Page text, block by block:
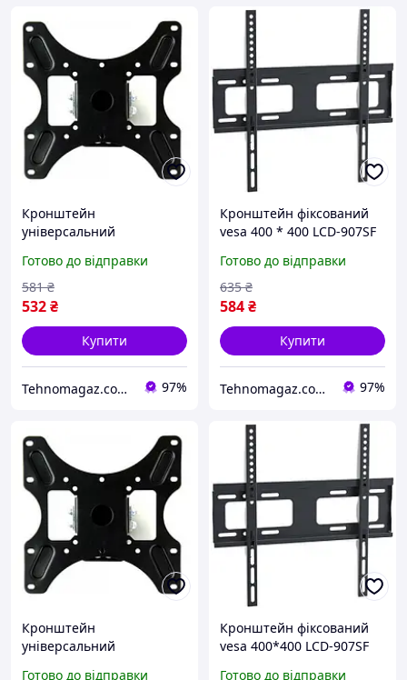
Кронштейн
універсальний
Готово до відправки
532₴
581 ₴
Купити
Tehnomagaz.com.ua - це передовий інтернет-магазин, спеціалізуючийся на продажу техніки 97%
Кронштейн фіксований
vesa 400 * 400 LCD-907SF
Готово до відправки
584₴
635 ₴
Купити
Tehnomagaz.com.ua - це передовий інтернет-магазин, спеціалізуючийся на продажу техніки 97%
Кронштейн
універсальний
Готово до відправки
Кронштейн фіксований
vesa 400*400 LCD-907SF
Готово до відправки